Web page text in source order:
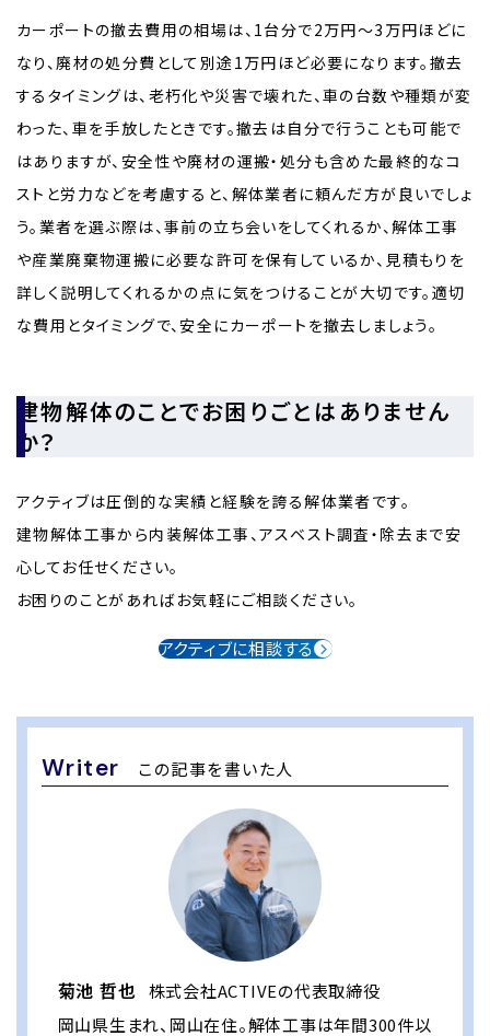
カーポートの撤去費用の相場は、1台分で2万円～3万円ほどに
なり、廃材の処分費として別途1万円ほど必要になります。撤去
するタイミングは、老朽化や災害で壊れた、車の台数や種類が変
わった、車を手放したときです。撤去は自分で行うことも可能で
はありますが、安全性や廃材の運搬・処分も含めた最終的なコ
ストと労力などを考慮すると、解体業者に頼んだ方が良いでしょ
う。業者を選ぶ際は、事前の立ち会いをしてくれるか、解体工事
や産業廃棄物運搬に必要な許可を保有しているか、見積もりを
詳しく説明してくれるかの点に気をつけることが大切です。適切
な費用とタイミングで、安全にカーポートを撤去しましょう。
建物解体のことでお困りごとはありません
か？
アクティブは圧倒的な実績と経験を誇る解体業者です。
建物解体工事から内装解体工事、アスベスト調査・除去まで安
心してお任せください。
お困りのことがあればお気軽にご相談ください。
アクティブに相談する
Writer この記事を書いた人
菊池 哲也 株式会社ACTIVEの代表取締役
岡山県生まれ、岡山在住。解体工事は年間300件以